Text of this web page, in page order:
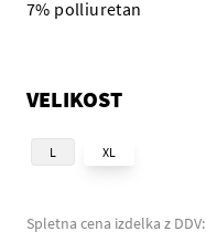
7% polliuretan
VELIKOST
L XL
Spletna cena izdelka z DDV: